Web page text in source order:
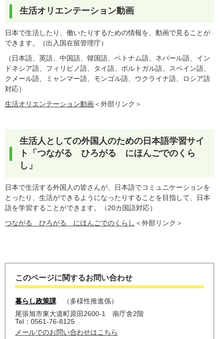
生活オリエンテーション動画
日本で生活したり、働いたりするための情報を、動画で見ることが
できます。（出入国在留管理庁）
（日本語、英語、中国語、韓国語、ベトナム語、ネパール語、イン
ドネシア語、フィリピノ語、タイ語、ポルトガル語、スペイン語、
クメール語、ミャンマー語、モンゴル語、ウクライナ語、ロシア語
対応）
生活オリエンテーション動画＜外部リンク＞
生活人としての外国人のための日本語学習サイ
ト「つながる ひろがる にほんごでのくら
し」
日本で生活する外国人の皆さんが、日本語でコミュニケーションを
とったり、生活ができるようになったりすることを目指して、日本
語を学習することができます。（20カ国語対応）
つながる ひろがる にほんごでのくらし ＜外部リンク＞
このページに関するお問い合わせ
暮らし政策課
多様性推進係
尾張旭市東大道町原田2600-1 南庁舎2階
Tel：0561-76-8125
メールでのお問い合わせはこちら